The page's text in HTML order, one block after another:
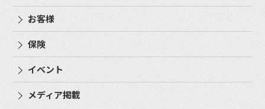
お客様
保険
イベント
メディア掲載